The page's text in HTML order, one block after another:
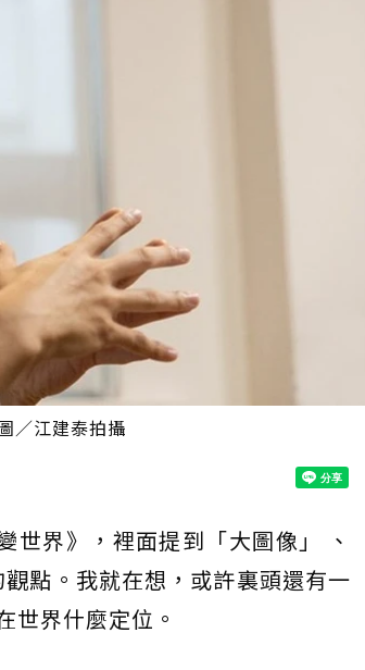
／江建泰拍攝
界》，裡面提到「大圖像」 、
點。我就在想，或許裏頭還有一
世界什麼定位。